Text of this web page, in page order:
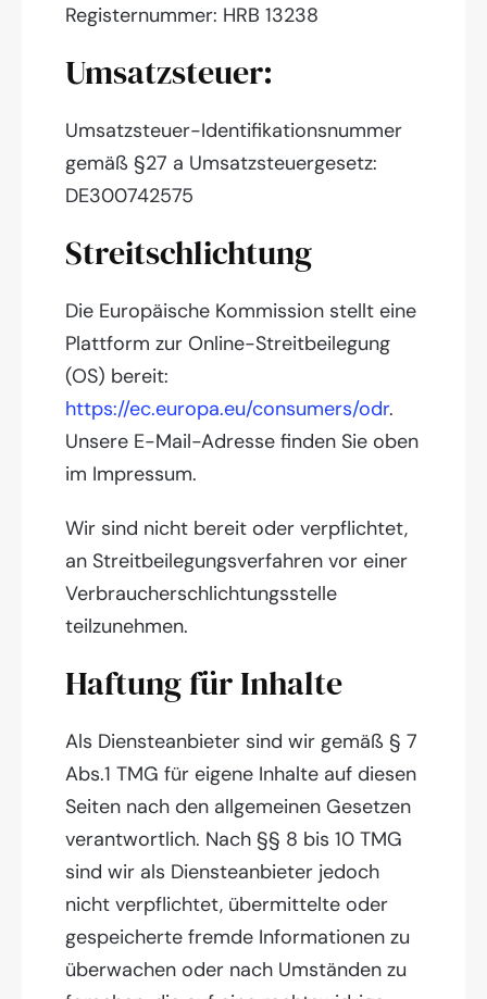
Registernummer: HRB 13238
Umsatzsteuer:
Umsatzsteuer-Identifikationsnummer
gemäß §27 a Umsatzsteuergesetz:
DE300742575
Streitschlichtung
Die Europäische Kommission stellt eine
Plattform zur Online-Streitbeilegung
(OS) bereit:
https://ec.europa.eu/consumers/odr.
Unsere E-Mail-Adresse finden Sie oben
im Impressum.
Wir sind nicht bereit oder verpflichtet,
an Streitbeilegungsverfahren vor einer
Verbraucherschlichtungsstelle
teilzunehmen.
Haftung für Inhalte
Als Diensteanbieter sind wir gemäß § 7
Abs.1 TMG für eigene Inhalte auf diesen
Seiten nach den allgemeinen Gesetzen
verantwortlich. Nach §§ 8 bis 10 TMG
sind wir als Diensteanbieter jedoch
nicht verpflichtet, übermittelte oder
gespeicherte fremde Informationen zu
überwachen oder nach Umständen zu